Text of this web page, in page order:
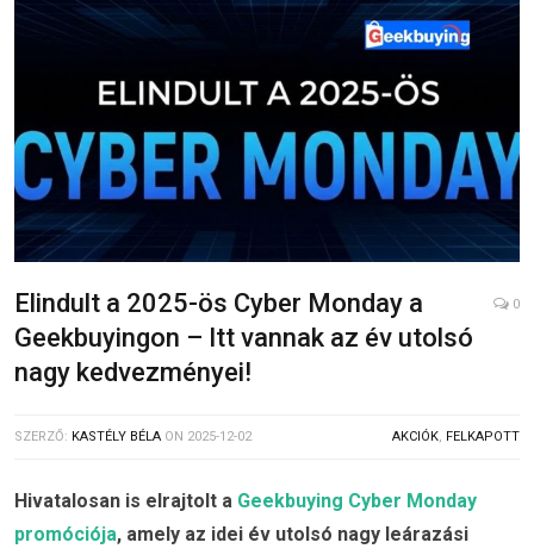
Elindult a 2025-ös Cyber Monday a
Geekbuyingon – Itt vannak az év utolsó
nagy kedvezményei!
0
SZERZŐ: KASTÉLY BÉLA ON 2025-12-02 AKCIÓK, FELKAPOTT
Hivatalosan is elrajtolt a Geekbuying Cyber Monday
promóciója, amely az idei év utolsó nagy leárazási